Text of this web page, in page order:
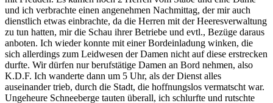
und ich verbrachte einen angenehmen Nachmittag, der mir auch
dienstlich etwas einbrachte, da die Herren mit der Heeresverwaltung
zu tun hatten, mir die Schau ihrer Betriebe und evtl., Bezüge daraus
anboten. Ich wieder konnte mit einer Bordeinladung winken, die
sich allerdings zum Leidwesen der Damen nicht auf diese erstrecken
durfte. Wir dürfen nur berufstätige Damen an Bord nehmen, also
K.D.F. Ich wanderte dann um 5 Uhr, als der Dienst alles
auseinander trieb, durch die Stadt, die hoffnungslos vermatscht war.
Ungeheure Schneeberge tauten überall, ich schlurfte und rutschte